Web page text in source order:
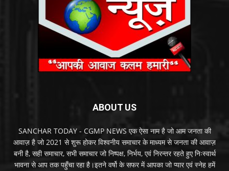
ABOUT US
SANCHAR TODAY - CGMP NEWS एक ऐसा नाम है जो आम जनता की
आवाज़ है जो 2021 से शुरू होकर विश्वनीय समाचार के माध्यम से जनता की आवाज़
बनी है, सही समाचार, सभी समाचार जो निष्पक्ष, निर्भय, एवं निरन्तर रहते हुए निःस्वार्थ
भावना से आप तक पहुँचा रहा है।इतने वर्षो के सफर में आपका जो प्यार एवं स्नेह हमें